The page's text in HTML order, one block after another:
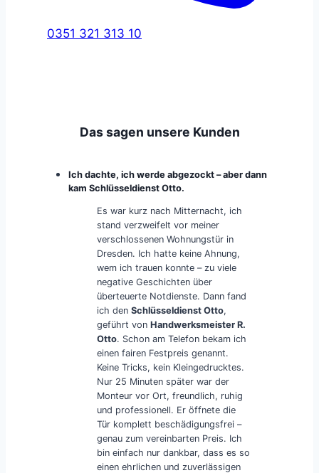
0351 321 313 10
Das sagen unsere Kunden
Ich dachte, ich werde abgezockt – aber dann
kam Schlüsseldienst Otto.
Es war kurz nach Mitternacht, ich
stand verzweifelt vor meiner
verschlossenen Wohnungstür in
Dresden. Ich hatte keine Ahnung,
wem ich trauen konnte – zu viele
negative Geschichten über
überteuerte Notdienste. Dann fand
ich den Schlüsseldienst Otto,
geführt von Handwerksmeister R.
Otto. Schon am Telefon bekam ich
einen fairen Festpreis genannt.
Keine Tricks, kein Kleingedrucktes.
Nur 25 Minuten später war der
Monteur vor Ort, freundlich, ruhig
und professionell. Er öffnete die
Tür komplett beschädigungsfrei –
genau zum vereinbarten Preis. Ich
bin einfach nur dankbar, dass es so
einen ehrlichen und zuverlässigen